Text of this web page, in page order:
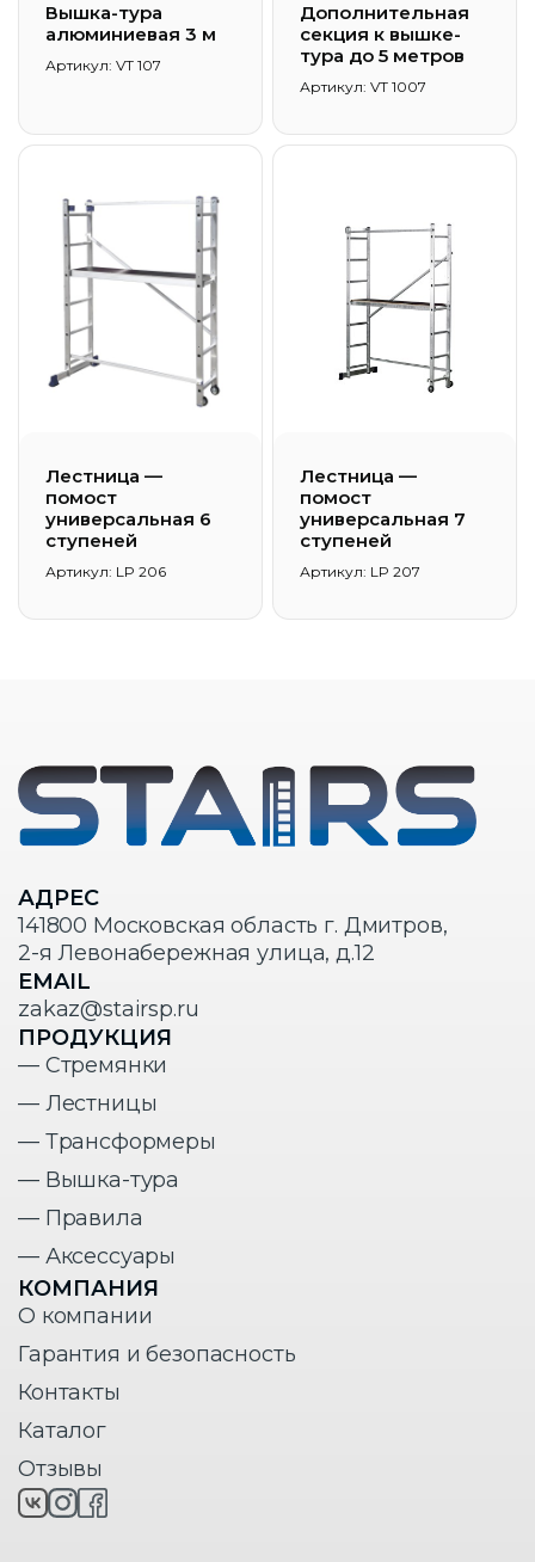
Вышка-тура
алюминиевая 3 м
Артикул: VT 107
Дополнительная
секция к вышке-
тура до 5 метров
Артикул: VT 1007
Лестница —
помост
универсальная 6
ступеней
Артикул: LP 206
Лестница —
помост
универсальная 7
ступеней
Артикул: LP 207
АДРЕС
141800 Московская область г. Дмитров,
2-я Левонабережная улица, д.12
EMAIL
zakaz@stairsp.ru
ПРОДУКЦИЯ
— Стремянки
— Лестницы
— Трансформеры
— Вышка-тура
— Правила
— Аксессуары
КОМПАНИЯ
О компании
Гарантия и безопасность
Контакты
Каталог
Отзывы